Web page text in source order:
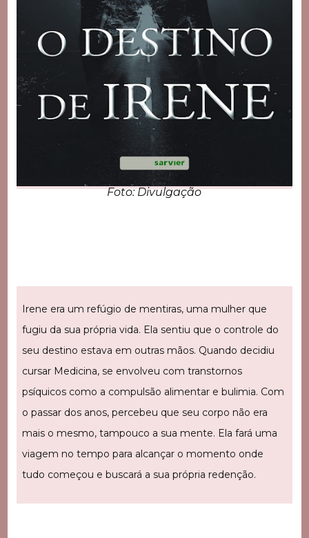
Foto: Divulgação
Irene era um refúgio de mentiras, uma mulher que
fugiu da sua própria vida. Ela sentiu que o controle do
seu destino estava em outras mãos. Quando decidiu
cursar Medicina, se envolveu com transtornos
psíquicos como a compulsão alimentar e bulimia. Com
o passar dos anos, percebeu que seu corpo não era
mais o mesmo, tampouco a sua mente. Ela fará uma
viagem no tempo para alcançar o momento onde
tudo começou e buscará a sua própria redenção.